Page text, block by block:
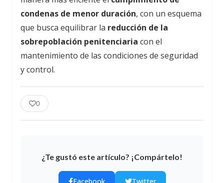
condenas de menor duración, con un esquema
que busca equilibrar la reducción de la
sobrepoblación penitenciaria con el
mantenimiento de las condiciones de seguridad
y control.
0
¿Te gustó este artículo? ¡Compártelo!